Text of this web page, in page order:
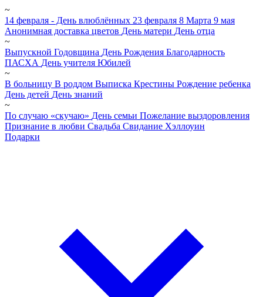
~
14 февраля - День влюблённых 23 февраля 8 Марта 9 мая
Анонимная доставка цветов День матери День отца
~
Выпускной Годовщина День Рождения Благодарность
ПАСХА День учителя Юбилей
~
В больницу В роддом Выписка Крестины Рождение ребенка
День детей День знаний
~
По случаю «скучаю» День семьи Пожелание выздоровления
Признание в любви Свадьба Свидание Хэллоуин
Подарки